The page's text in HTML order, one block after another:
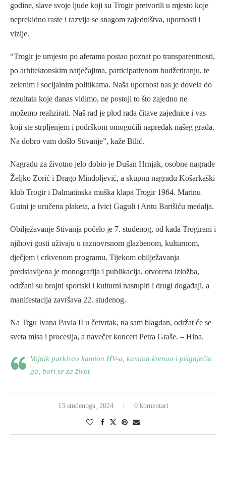
godine, slave svoje ljude koji su Trogir pretvorili u mjesto koje
neprekidno raste i razvija se snagom zajedništva, upornosti i
vizije.
“Trogir je umjesto po aferama postao poznat po transparentnosti,
po arhitektonskim natječajima, participativnom budžetiranju, te
zelenim i socijalnim politikama. Naša upornost nas je dovela do
rezultata koje danas vidimo, ne postoji to što zajedno ne
možemo realizirati. Naš rad je plod rada čitave zajednice i vas
koji ste strpljenjem i podrškom omogućili napredak našeg grada.
Na dobro vam došlo Stivanje”, kaže Bilić.
Nagradu za životno jelo dobio je Dušan Hrnjak, osobne nagrade
Željko Zorić i Drago Mindoljević, a skupnu nagradu Košarkaški
klub Trogir i Dalmatinska muška klapa Trogir 1964. Marinu
Guini je uručena plaketa, a Ivici Gaguli i Antu Barišiću medalja.
Obilježavanje Stivanja počelo je 7. studenog, od kada Trogirani i
njihovi gosti uživaju u raznovrsnom glazbenom, kulturnom,
dječjem i crkvenom programu. Tijekom obilježavanja
predstavljena je monografija i publikacija, otvorena izložba,
održani su brojni sportski i kulturni nastupiti i drugi događaji, a
manifestacija završava 22. studenog.
Na Trgu Ivana Pavla II u četvrtak, na sam blagdan, održat će se
sveta misa i procesija, a navečer koncert Petra Graše. – Hina.
Vojnik parkirao kamion HV-a, kamion krenuo i prignječio
ga, bori se za život
13 studenoga, 2024 0 komentari